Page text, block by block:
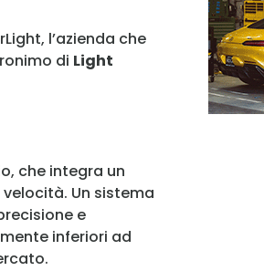
l’azienda che
di Light
che integra un
Un sistema
e
inferiori ad